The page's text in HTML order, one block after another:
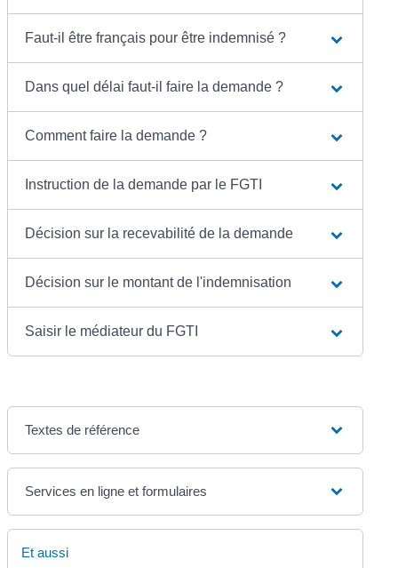
Faut-il être français pour être indemnisé ?
Dans quel délai faut-il faire la demande ?
Comment faire la demande ?
Instruction de la demande par le FGTI
Décision sur la recevabilité de la demande
Décision sur le montant de l'indemnisation
Saisir le médiateur du FGTI
Textes de référence
Services en ligne et formulaires
Et aussi